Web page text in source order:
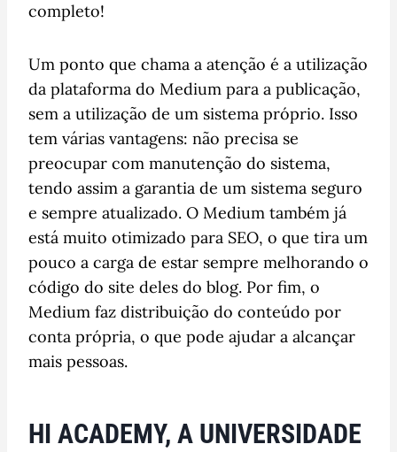
completo!
Um ponto que chama a atenção é a utilização
da plataforma do Medium para a publicação,
sem a utilização de um sistema próprio. Isso
tem várias vantagens: não precisa se
preocupar com manutenção do sistema,
tendo assim a garantia de um sistema seguro
e sempre atualizado. O Medium também já
está muito otimizado para SEO, o que tira um
pouco a carga de estar sempre melhorando o
código do site deles do blog. Por fim, o
Medium faz distribuição do conteúdo por
conta própria, o que pode ajudar a alcançar
mais pessoas.
HI ACADEMY, A UNIVERSIDADE